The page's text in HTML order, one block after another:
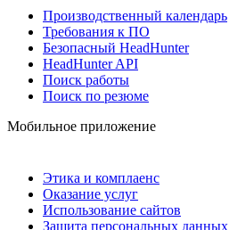
Производственный календарь
Требования к ПО
Безопасный HeadHunter
HeadHunter API
Поиск работы
Поиск по резюме
Мобильное приложение
Этика и комплаенс
Оказание услуг
Использование сайтов
Защита персональных данных